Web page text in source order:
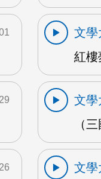
文學
紅樓
文學
（
文學